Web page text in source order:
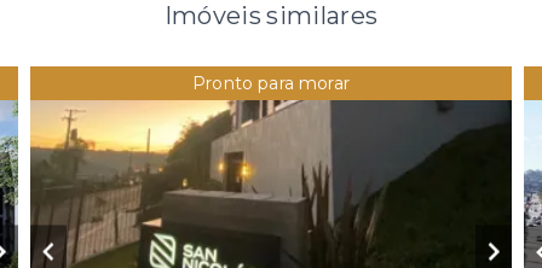
Imóveis similares
Pronto para morar